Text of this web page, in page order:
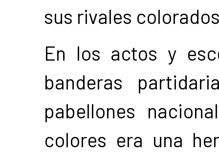
sus rivales
En los actos y
banderas
pabellones
colores era una